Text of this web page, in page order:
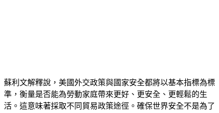
蘇利文解釋說，美國外交政策與國家安全都將以基本指標為標
準，衡量是否能為勞動家庭帶來更好、更安全、更輕鬆的生
活。這意味著採取不同貿易政策途徑。確保世界安全不是為了